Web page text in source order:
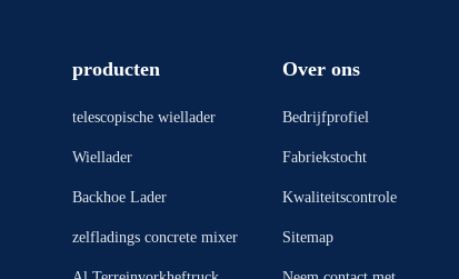
producten
telescopische wiellader
Wiellader
Backhoe Lader
zelfladings concrete mixer
Over ons
Bedrijfprofiel
Fabriekstocht
Kwaliteitscontrole
Sitemap